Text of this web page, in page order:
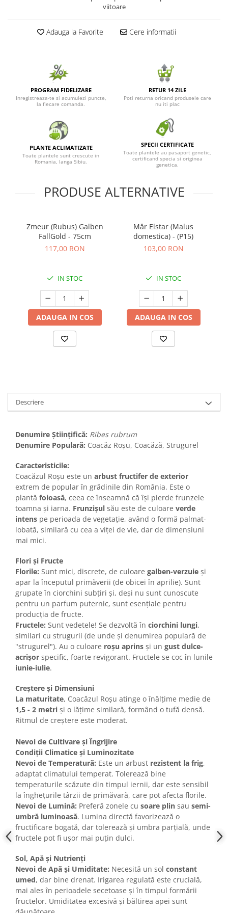
Seminte de Legume/Fructe
viitoare
Adauga la Favorite Cere informatii
PROGRAM FIDELIZARE
Inregistreaza-te si acumulezi puncte,
la fiecare comanda.
RETUR 14 ZILE
Poti returna oricand produsele care
nu iti plac
PLANTE ACLIMATIZATE
Toate plantele sunt crescute in
Romania, langa Sibiu.
SPECII CERTIFICATE
Toate plantele au pasaport genetic,
certificand specia si originea
genetica.
PRODUSE ALTERNATIVE
Zmeur (Rubus) Galben
FallGold - 75cm
117,00 RON
IN STOC
ADAUGA IN COS
Măr Elstar (Malus
domestica) - (P15)
103,00 RON
IN STOC
ADAUGA IN COS
Descriere
Denumire Științifică: Ribes rubrum
Denumire Populară: Coacăz Roșu, Coacăză, Strugurel
Caracteristicile:
Coacăzul Roșu este un arbust fructifer de exterior
extrem de popular în grădinile din România. Este o
plantă foioasă, ceea ce înseamnă că își pierde frunzele
toamna și iarna. Frunzișul său este de culoare verde
intens pe perioada de vegetație, având o formă palmat-
lobată, similară cu cea a viței de vie, dar de dimensiuni
mai mici.
Flori și Fructe
Florile: Sunt mici, discrete, de culoare galben-verzuie și
apar la începutul primăverii (de obicei în aprilie). Sunt
grupate în ciorchini subțiri și, deși nu sunt cunoscute
pentru un parfum puternic, sunt esențiale pentru
producția de fructe.
Fructele: Sunt vedetele! Se dezvoltă în ciorchini lungi,
similari cu strugurii (de unde și denumirea populară de
"strugurel"). Au o culoare roșu aprins și un gust dulce-
acrișor specific, foarte revigorant. Fructele se coc în lunile
iunie-iulie.
Creștere și Dimensiuni
La maturitate, Coacăzul Roșu atinge o înălțime medie de
1,5 - 2 metri și o lățime similară, formând o tufă densă.
Ritmul de creștere este moderat.
Nevoi de Cultivare și Îngrijire
Condiții Climatice și Luminozitate
Nevoi de Temperatură: Este un arbust rezistent la frig,
adaptat climatului temperat. Tolerează bine
temperaturile scăzute din timpul iernii, dar este sensibil
la înghețurile târzii de primăvară, care pot afecta florile.
Nevoi de Lumină: Preferă zonele cu soare plin sau semi-
umbră luminoasă. Lumina directă favorizează o
fructificare bogată, dar tolerează și umbra parțială, unde
fructele pot fi ușor mai puțin dulci.
Sol, Apă și Nutrienți
Nevoi de Apă și Umiditate: Necesită un sol constant
umed, dar bine drenat. Irigarea regulată este crucială,
mai ales în perioadele secetoase și în timpul formării
fructelor. Umiditatea excesivă și băltirea apei sunt